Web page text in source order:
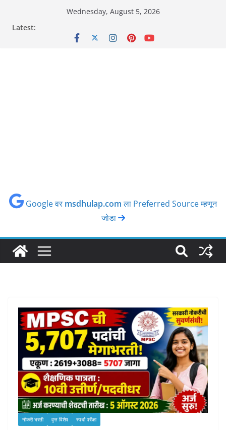
Wednesday, August 5, 2026
Latest:
Google वर msdhulap.comला Preferred Source म्हणून
जोडा
नोकरी भरती वृत्त विशेष स्पर्धा परीक्षा